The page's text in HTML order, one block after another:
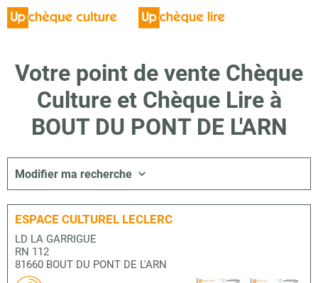
Votre point de vente Chèque
Culture et Chèque Lire à
BOUT DU PONT DE L'ARN
Modifier ma recherche
ESPACE CULTUREL LECLERC
LD LA GARRIGUE
RN 112
81660 BOUT DU PONT DE L'ARN